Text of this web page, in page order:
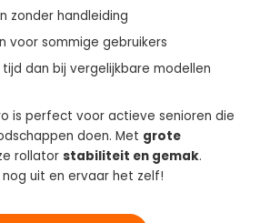
zonder handleiding
voor sommige gebruikers
dan bij vergelijkbare modellen
is perfect voor actieve senioren die
doen. Met grote
rollator stabiliteit en gemak.
uit en ervaar het zelf!